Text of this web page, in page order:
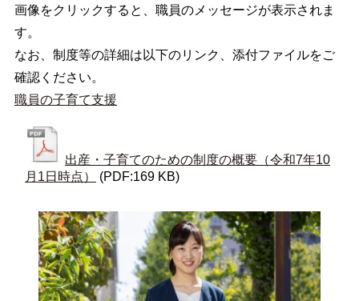
画像をクリックすると、職員のメッセージが表示されま
す。
なお、制度等の詳細は以下のリンク、添付ファイルをご
確認ください。
職員の子育て支援
出産・子育てのための制度の概要（令和7年10
月1日時点）
(PDF:169 KB)